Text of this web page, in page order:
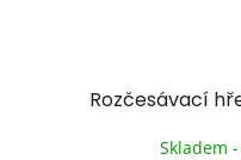
Rozčesávací
Skladem